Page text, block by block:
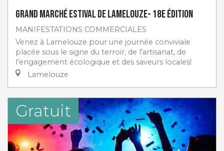
Grand marché estival de Lamelouze- 18e Édition
MANIFESTATIONS COMMERCIALES
Venez à Lamelouze pour une journée conviviale
placée sous le signe du terroir, de l’artisanat, de
l’engagement écologique et des saveurs locales!
Lamelouze
Gratuit